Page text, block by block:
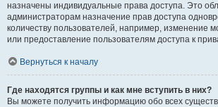
назначены индивидуальные права доступа. Это
администраторам назначение прав доступа
количеству пользователей, например, изменение
или предоставление пользователям доступа к
Вернуться к началу
Где находятся группы и как мне вступить в них?
Вы можете получить информацию обо всех